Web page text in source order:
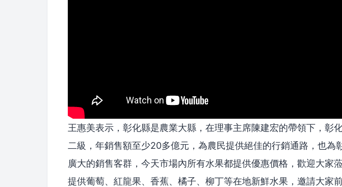
王惠美表示，彰化縣是農業大縣，在理事主席陳建宏的帶領下，彰
二級，年銷售額至少20多億元，為農民提供絕佳的行銷通路，也為
廣大的銷售客群，今天市場內所有水果都提供優惠價格，歡迎大家
提供葡萄、紅龍果、香蕉、橘子、柳丁等在地新鮮水果，邀請大家